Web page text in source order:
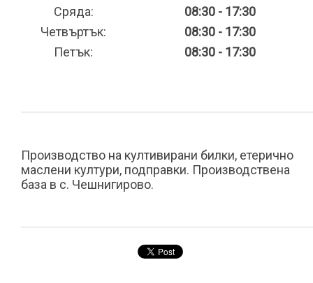
Сряда:
08:30 - 17:30
Четвъртък:
08:30 - 17:30
Петък:
08:30 - 17:30
Производство на култивирани билки, етерично
маслени култури, подправки. Производствена
база в с. Чешнигирово.